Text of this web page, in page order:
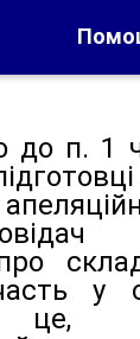
до п. 1
у
це,